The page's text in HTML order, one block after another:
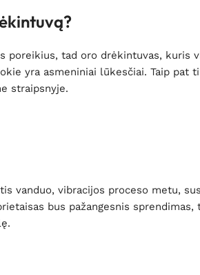
poreikius, tad oro drėkintuvas, kuris
yra asmeniniai lūkesčiai. Taip pat
straipsnyje.
vanduo, vibracijos proceso metu,
bus pažangesnis